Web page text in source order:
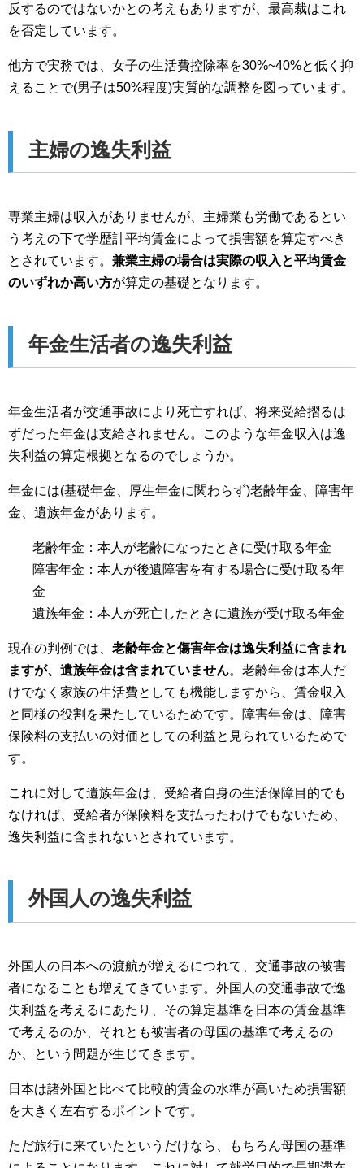
反するのではないかとの考えもありますが、最高裁はこれ
を否定しています。
他方で実務では、女子の生活費控除率を30%~40%と低く抑
えることで(男子は50%程度)実質的な調整を図っています。
主婦の逸失利益
専業主婦は収入がありませんが、主婦業も労働であるとい
う考えの下で学歴計平均賃金によって損害額を算定すべき
とされています。 兼業主婦の場合は実際の収入と平均賃金
のいずれか高い方が算定の基礎となります。
年金生活者の逸失利益
年金生活者が交通事故により死亡すれば、将来受給摺るは
ずだった年金は支給されません。このような年金収入は逸
失利益の算定根拠となるのでしょうか。
年金には(基礎年金、厚生年金に関わらず)老齢年金、障害年
金、遺族年金があります。
老齢年金：本人が老齢になったときに受け取る年金
障害年金：本人が後遺障害を有する場合に受け取る年
金
遺族年金：本人が死亡したときに遺族が受け取る年金
現在の判例では、 老齢年金と傷害年金は逸失利益に含まれ
ますが、遺族年金は含まれていません。老齢年金は本人だ
けでなく家族の生活費としても機能しますから、賃金収入
と同様の役割を果たしているためです。障害年金は、障害
保険料の支払いの対価としての利益と見られているためで
す。
これに対して遺族年金は、受給者自身の生活保障目的でも
なければ、受給者が保険料を支払ったわけでもないため、
逸失利益に含まれないとされています。
外国人の逸失利益
外国人の日本への渡航が増えるにつれて、交通事故の被害
者になることも増えてきています。外国人の交通事故で逸
失利益を考えるにあたり、その算定基準を日本の賃金基準
で考えるのか、それとも被害者の母国の基準で考えるの
か、という問題が生じてきます。
日本は諸外国と比べて比較的賃金の水準が高いため損害額
を大きく左右するポイントです。
ただ旅行に来ていたというだけなら、もちろん母国の基準